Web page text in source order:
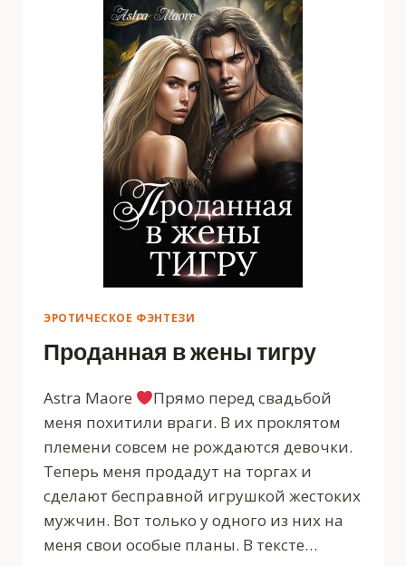
ЭРОТИЧЕСКОЕ ФЭНТЕЗИ
Проданная в жены тигру
Astra Maore
Прямо перед свадьбой
меня похитили враги. В их проклятом
племени совсем не рождаются девочки.
Теперь меня продадут на торгах и
сделают бесправной игрушкой жестоких
мужчин. Вот только у одного из них на
меня свои особые планы. В тексте…